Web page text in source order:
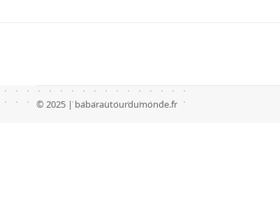
© 2025 | babarautourdumonde.fr